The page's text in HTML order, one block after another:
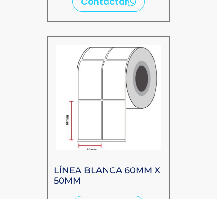
LÍNEA BLANCA 60MM X
50MM